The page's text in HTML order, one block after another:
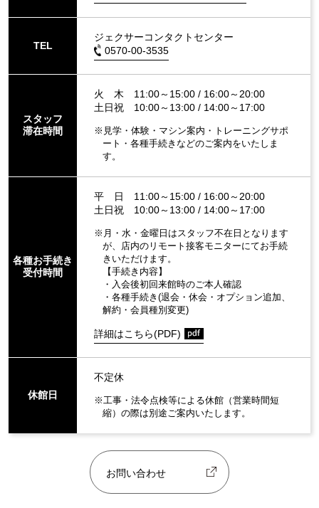
TEL
ジェクサーコンタクトセンター
0570-00-3535
スタッフ
滞在時間
火 木 11:00～15:00 / 16:00～20:00
土日祝 10:00～13:00 / 14:00～17:00
※見学・体験・マシン案内・トレーニングサポ
ート・各種手続きなどのご案内をいたしま
す。
各種お手続き
受付時間
平 日 11:00～15:00 / 16:00～20:00
土日祝 10:00～13:00 / 14:00～17:00
※月・水・金曜日はスタッフ不在日となります
が、店内のリモート接客モニターにてお手続
きいただけます。
【手続き内容】
・入会後初回来館時のご本人確認
・各種手続き(退会・休会・オプション追加、
解約・会員種別変更)
詳細はこちら(PDF)
休館日
不定休
※工事・法令点検等による休館（営業時間短
縮）の際は別途ご案内いたします。
お問い合わせ